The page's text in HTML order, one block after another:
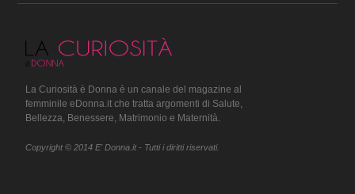
La Curiosità è Donna è un canale del magazine al
femminile eDonna.it che tratta argomenti di Salute,
Bellezza, Benessere, Matrimonio e Maternità.
Copyright © 2014 E' Donna.it - Tutti i diritti riservati.